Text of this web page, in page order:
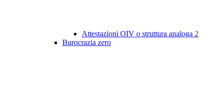
Attestazioni OIV o struttura analoga 2
Burocrazia zero